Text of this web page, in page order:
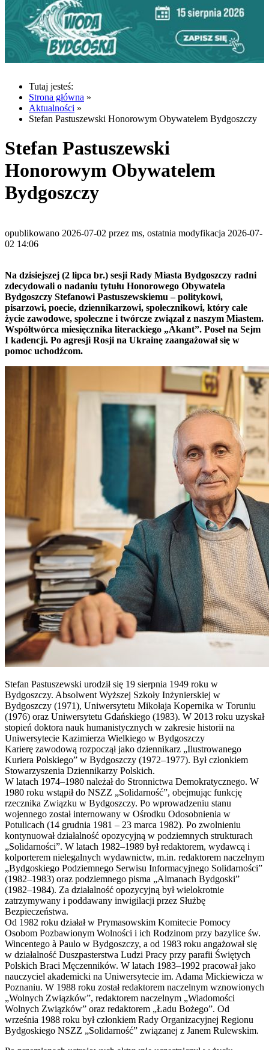
Tutaj jesteś:
Strona główna »
Aktualności »
Stefan Pastuszewski Honorowym Obywatelem Bydgoszczy
Stefan Pastuszewski
Honorowym Obywatelem
Bydgoszczy
opublikowano 2026-07-02 przez ms, ostatnia modyfikacja 2026-07-
02 14:06
Na dzisiejszej (2 lipca br.) sesji Rady Miasta Bydgoszczy radni
zdecydowali o nadaniu tytułu Honorowego Obywatela
Bydgoszczy Stefanowi Pastuszewskiemu – politykowi,
pisarzowi, poecie, dziennikarzowi, społecznikowi, który całe
życie zawodowe, społeczne i twórcze związał z naszym Miastem.
Współtwórca miesięcznika literackiego „Akant”. Poseł na Sejm
I kadencji. Po agresji Rosji na Ukrainę zaangażował się w
pomoc uchodźcom.
Stefan Pastuszewski urodził się 19 sierpnia 1949 roku w
Bydgoszczy. Absolwent Wyższej Szkoły Inżynierskiej w
Bydgoszczy (1971), Uniwersytetu Mikołaja Kopernika w Toruniu
(1976) oraz Uniwersytetu Gdańskiego (1983). W 2013 roku uzyskał
stopień doktora nauk humanistycznych w zakresie historii na
Uniwersytecie Kazimierza Wielkiego w Bydgoszczy
Karierę zawodową rozpoczął jako dziennikarz „Ilustrowanego
Kuriera Polskiego” w Bydgoszczy (1972–1977). Był członkiem
Stowarzyszenia Dziennikarzy Polskich.
W latach 1974–1980 należał do Stronnictwa Demokratycznego. W
1980 roku wstąpił do NSZZ „Solidarność”, obejmując funkcję
rzecznika Związku w Bydgoszczy. Po wprowadzeniu stanu
wojennego został internowany w Ośrodku Odosobnienia w
Potulicach (14 grudnia 1981 – 23 marca 1982). Po zwolnieniu
kontynuował działalność opozycyjną w podziemnych strukturach
„Solidarności”. W latach 1982–1989 był redaktorem, wydawcą i
kolporterem nielegalnych wydawnictw, m.in. redaktorem naczelnym
„Bydgoskiego Podziemnego Serwisu Informacyjnego Solidarności”
(1982–1983) oraz podziemnego pisma „Almanach Bydgoski”
(1982–1984). Za działalność opozycyjną był wielokrotnie
zatrzymywany i poddawany inwigilacji przez Służbę
Bezpieczeństwa.
Od 1982 roku działał w Prymasowskim Komitecie Pomocy
Osobom Pozbawionym Wolności i ich Rodzinom przy bazylice św.
Wincentego à Paulo w Bydgoszczy, a od 1983 roku angażował się
w działalność Duszpasterstwa Ludzi Pracy przy parafii Świętych
Polskich Braci Męczenników. W latach 1983–1992 pracował jako
nauczyciel akademicki na Uniwersytecie im. Adama Mickiewicza w
Poznaniu. W 1988 roku został redaktorem naczelnym wznowionych
„Wolnych Związków”, redaktorem naczelnym „Wiadomości
Wolnych Związków” oraz redaktorem „Ładu Bożego”. Od
września 1988 roku był członkiem Rady Organizacyjnej Regionu
Bydgoskiego NSZZ „Solidarność” związanej z Janem Rulewskim.